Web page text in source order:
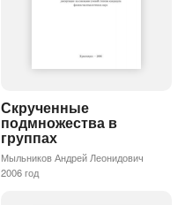
Скрученные
подмножества в
группах
Мыльников Андрей Леонидович
2006 год